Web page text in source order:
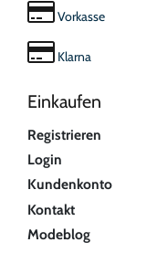
Vorkasse
Klarna
Einkaufen
Registrieren
Login
Kundenkonto
Kontakt
Modeblog